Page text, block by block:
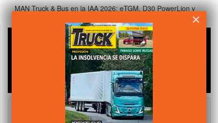
MAN Truck & Bus en la IAA 2026: eTGM, D30 PowerLion y
×